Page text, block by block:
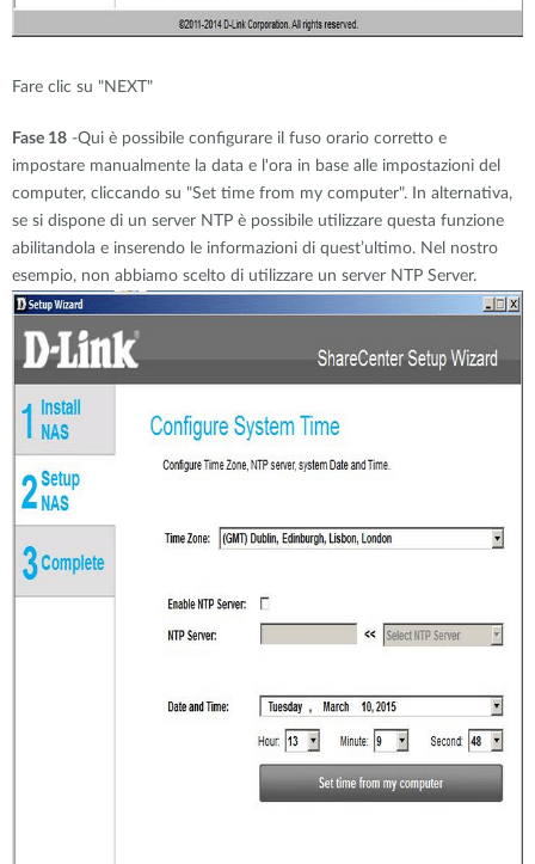
Fare clic su "NEXT"
Fase 18 -Qui è possibile configurare il fuso orario corretto e
impostare manualmente la data e l'ora in base alle impostazioni del
computer, cliccando su "Set time from my computer". In alternativa,
se si dispone di un server NTP è possibile utilizzare questa funzione
abilitandola e inserendo le informazioni di quest’ultimo. Nel nostro
esempio, non abbiamo scelto di utilizzare un server NTP Server.